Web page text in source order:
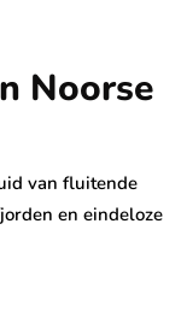
Noorse
van fluitende
en eindeloze